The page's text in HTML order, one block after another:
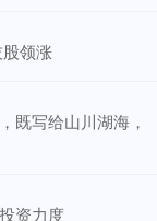
领涨
既写给山川湖海，
资力度